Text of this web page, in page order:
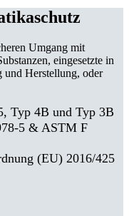
Umgang mit
eingesetzte in
und Herstellung, oder
Typ 4B und Typ 3B
5 & ASTM F
(EU) 2016/425